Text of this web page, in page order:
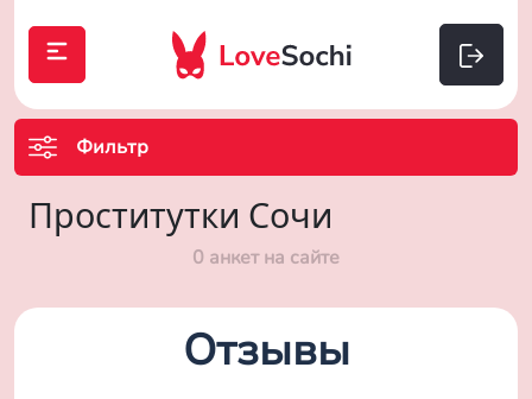
Фильтр
Проститутки Сочи
0 анкет на сайте
Отзывы